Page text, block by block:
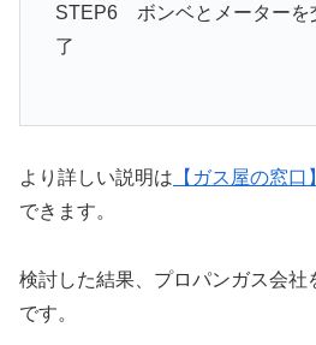
STEP6 ボンベとメーターを
了
より詳しい説明は 【ガス屋の窓口】
できます。
検討した結果、プロパンガス会社
です。